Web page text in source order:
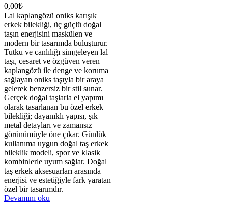
0,00₺
Lal kaplangözü oniks karışık
erkek bilekliği, üç güçlü doğal
taşın enerjisini maskülen ve
modern bir tasarımda buluşturur.
Tutku ve canlılığı simgeleyen lal
taşı, cesaret ve özgüven veren
kaplangözü ile denge ve koruma
sağlayan oniks taşıyla bir araya
gelerek benzersiz bir stil sunar.
Gerçek doğal taşlarla el yapımı
olarak tasarlanan bu özel erkek
bilekliği; dayanıklı yapısı, şık
metal detayları ve zamansız
görünümüyle öne çıkar. Günlük
kullanıma uygun doğal taş erkek
bileklik modeli, spor ve klasik
kombinlerle uyum sağlar. Doğal
taş erkek aksesuarları arasında
enerjisi ve estetiğiyle fark yaratan
özel bir tasarımdır.
Devamını oku